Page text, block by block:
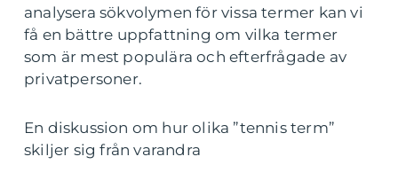
analysera sökvolymen för vissa termer kan vi
få en bättre uppfattning om vilka termer
som är mest populära och efterfrågade av
privatpersoner.
En diskussion om hur olika ”tennis term”
skiljer sig från varandra